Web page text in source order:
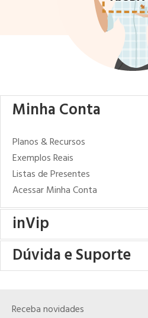
Minha Conta
Planos & Recursos
Exemplos Reais
Listas de Presentes
Acessar Minha Conta
inVip
Dúvida e Suporte
Receba novidades